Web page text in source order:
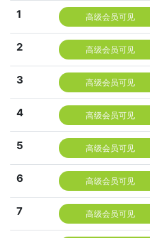
1 高级会员可见
2 高级会员可见
3 高级会员可见
4 高级会员可见
5 高级会员可见
6 高级会员可见
7 高级会员可见